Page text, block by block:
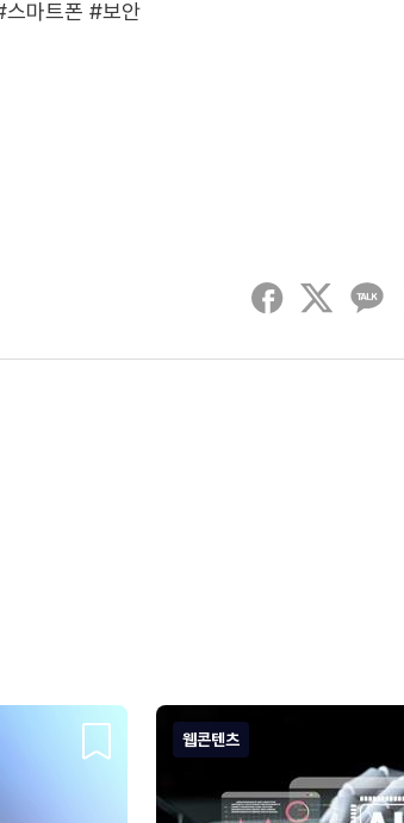
마트폰 #보안
페이스북 트위터 카카오톡
웹콘텐츠